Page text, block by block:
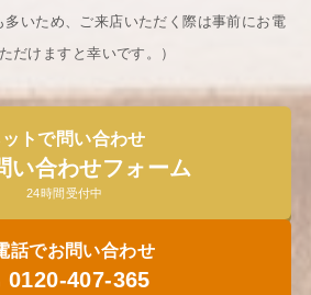
多いため、ご来店いただく際は事前にお電
だけますと幸いです。​）
トで問い合わせ
い合わせフォーム
24時間受付中
話でお問い合わせ
0120-407-365